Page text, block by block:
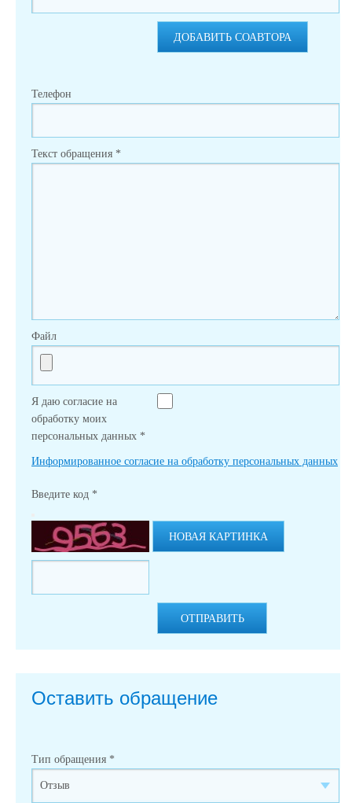
ДОБАВИТЬ СОАВТОРА
Телефон
Текст обращения *
Файл
Я даю согласие на
обработку моих
персональных данных *
Информированное согласие на обработку персональных данных
Введите код *
НОВАЯ КАРТИНКА
ОТПРАВИТЬ
Оставить обращение
Тип обращения *